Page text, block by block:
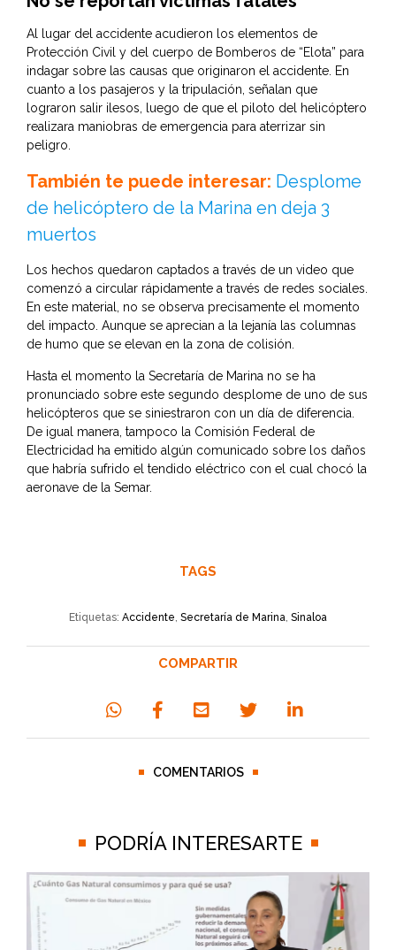
Al lugar del accidente acudieron los elementos de
Protección Civil y del cuerpo de Bomberos de “Elota” para
indagar sobre las causas que originaron el accidente. En
cuanto a los pasajeros y la tripulación, señalan que
lograron salir ilesos, luego de que el piloto del helicóptero
realizara maniobras de emergencia para aterrizar sin
peligro.
También te puede interesar: Desplome
de helicóptero de la Marina en deja 3
muertos
Los hechos quedaron captados a través de un video que
comenzó a circular rápidamente a través de redes sociales.
En este material, no se observa precisamente el momento
del impacto. Aunque se aprecian a la lejanía las columnas
de humo que se elevan en la zona de colisión.
Hasta el momento la Secretaría de Marina no se ha
pronunciado sobre este segundo desplome de uno de sus
helicópteros que se siniestraron con un día de diferencia.
De igual manera, tampoco la Comisión Federal de
Electricidad ha emitido algún comunicado sobre los daños
que habría sufrido el tendido eléctrico con el cual chocó la
aeronave de la Semar.
TAGS
Etiquetas: Accidente, Secretaría de Marina, Sinaloa
COMPARTIR
COMENTARIOS
PODRÍA INTERESARTE